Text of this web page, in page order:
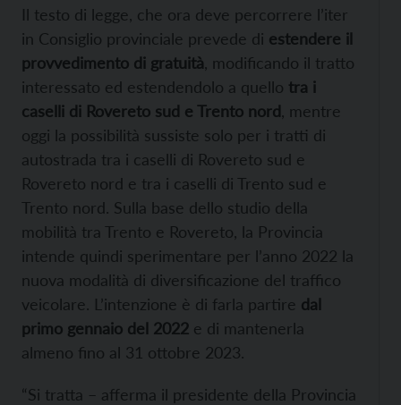
Il testo di legge, che ora deve percorrere l’iter
in Consiglio provinciale prevede di estendere il
provvedimento di gratuità , modificando il tratto
interessato ed estendendolo a quello tra i
caselli di Rovereto sud e Trento nord , mentre
oggi la possibilità sussiste solo per i tratti di
autostrada tra i caselli di Rovereto sud e
Rovereto nord e tra i caselli di Trento sud e
Trento nord. Sulla base dello studio della
mobilità tra Trento e Rovereto, la Provincia
intende quindi sperimentare per l’anno 2022 la
nuova modalità di diversificazione del traffico
veicolare. L’intenzione è di farla partire dal
primo gennaio del 2022 e di mantenerla
almeno fino al 31 ottobre 2023.
“Si tratta – afferma il presidente della Provincia